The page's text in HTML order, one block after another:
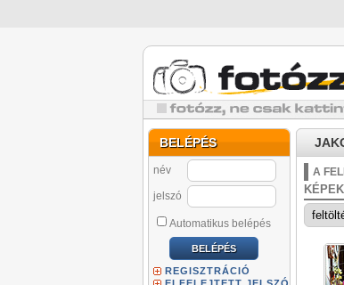
BELÉPÉS
név
jelszó
Automatikus belépés
REGISZTRÁCIÓ
A